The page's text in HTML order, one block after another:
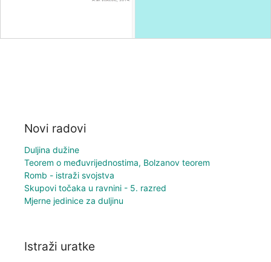
Novi radovi
Duljina dužine
Teorem o međuvrijednostima, Bolzanov teorem
Romb - istraži svojstva
Skupovi točaka u ravnini - 5. razred
Mjerne jedinice za duljinu
Istraži uratke